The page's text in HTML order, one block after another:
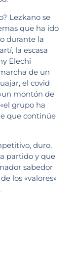
Lezkano se
que ha ido
durante la
la escasa
Elechi
de un
el covid
montón de
grupo ha
que continúe
duro,
partido y que
sabedor
los «valores»